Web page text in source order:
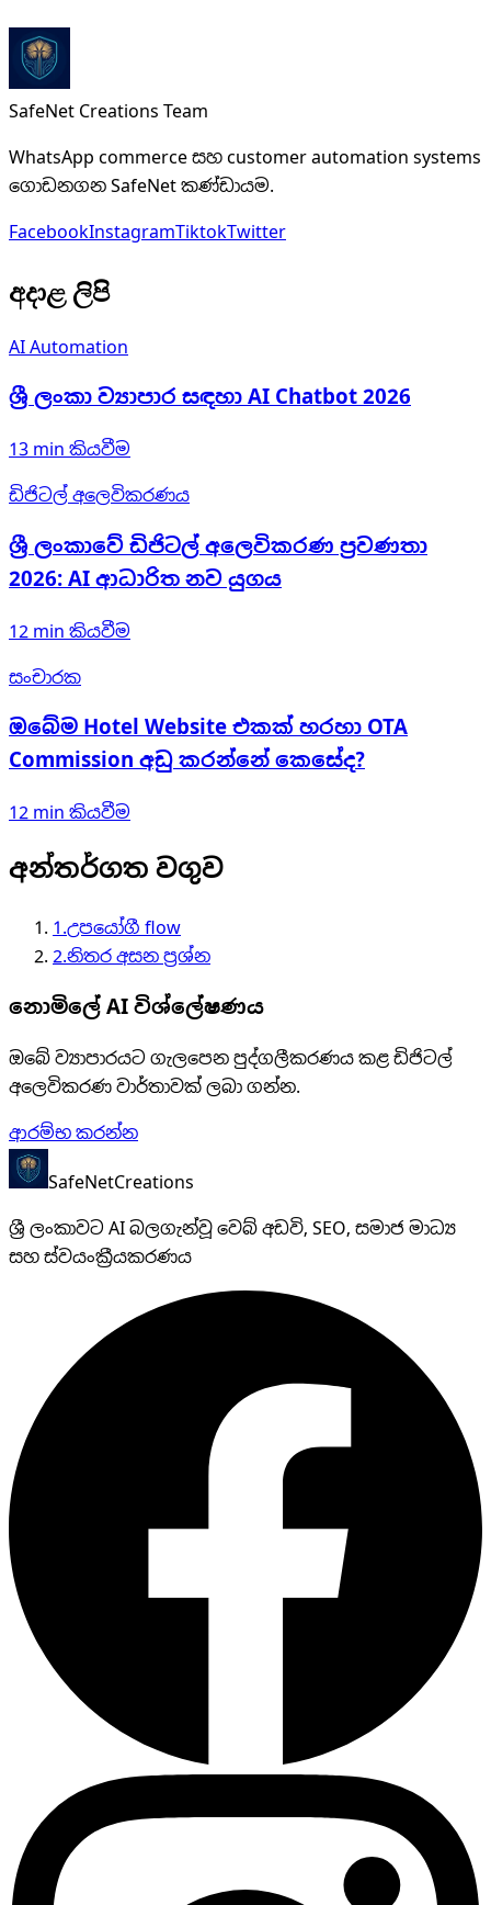
SafeNet Creations Team
WhatsApp commerce සහ customer automation systems
ගොඩනගන SafeNet කණ්ඩායම.
FacebookInstagramTiktokTwitter
අදාළ ලිපි
AI Automation
ශ්‍රී ලංකා ව්‍යාපාර සඳහා AI Chatbot 2026
13 min කියවීම
ඩිජිටල් අලෙවිකරණය
ශ්‍රී ලංකාවේ ඩිජිටල් අලෙවිකරණ ප්‍රවණතා
2026: AI ආධාරිත නව යුගය
12 min කියවීම
සංචාරක
ඔබේම Hotel Website එකක් හරහා OTA
Commission අඩු කරන්නේ කෙසේද?
12 min කියවීම
අන්තර්ගත වගුව
1 .උපයෝගී flow
2.නිතර අසන ප්‍රශ්න
නොමිලේ AI විශ්ලේෂණය
ඔබේ ව්‍යාපාරයට ගැලපෙන පුද්ගලීකරණය කළ ඩිජිටල්
අලෙවිකරණ වාර්තාවක් ලබා ගන්න.
ආරම්භ කරන්න
SafeNetCreations
ශ්‍රී ලංකාවට AI බලගැන්වූ වෙබ් අඩවි, SEO, සමාජ මාධ්‍ය
සහ ස්වයංක්‍රීයකරණය